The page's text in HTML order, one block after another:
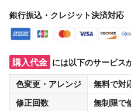
銀行振込・クレジット決済対応
購入代金 には以下のサービス
色変更・アレンジ
無料で対
修正回数
無制限で